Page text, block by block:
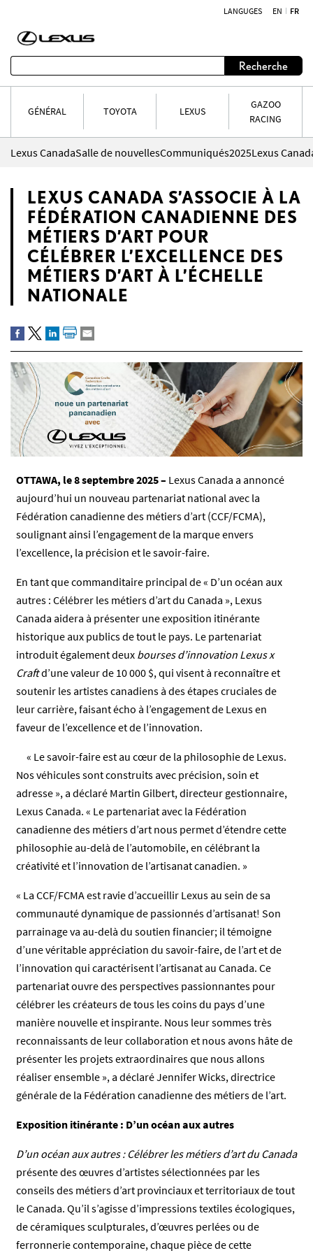
LANGUGES EN FR
Recherche
GÉNÉRAL TOYOTA LEXUS
GAZOO
RACING
Lexus CanadaSalle de nouvellesCommuniqués2025
LEXUS CANADA S’ASSOCIE À LA
FÉDÉRATION CANADIENNE DES
MÉTIERS D’ART POUR
CÉLÉBRER L’EXCELLENCE DES
MÉTIERS D’ART À L’ÉCHELLE
NATIONALE
OTTAWA, le 8 septembre 2025 – Lexus Canada a annoncé
aujourd’hui un nouveau partenariat national avec la
Fédération canadienne des métiers d’art (CCF/FCMA),
soulignant ainsi l’engagement de la marque envers
l’excellence, la précision et le savoir-faire.
En tant que commanditaire principal de « D’un océan aux
autres : Célébrer les métiers d’art du Canada », Lexus
Canada aidera à présenter une exposition itinérante
historique aux publics de tout le pays. Le partenariat
introduit également deux bourses d’innovation Lexus x
Craftd’une valeur de 10 000 $, qui visent à reconnaître et
soutenir les artistes canadiens à des étapes cruciales de
leur carrière, faisant écho à l’engagement de Lexus en
faveur de l’excellence et de l’innovation.
« Le savoir-faire est au cœur de la philosophie de Lexus.
Nos véhicules sont construits avec précision, soin et
adresse », a déclaré Martin Gilbert, directeur gestionnaire,
Lexus Canada. « Le partenariat avec la Fédération
canadienne des métiers d’art nous permet d’étendre cette
philosophie au-delà de l’automobile, en célébrant la
créativité et l’innovation de l’artisanat canadien. »
« La CCF/FCMA est ravie d’accueillir Lexus au sein de sa
communauté dynamique de passionnés d’artisanat! Son
parrainage va au-delà du soutien financier; il témoigne
d’une véritable appréciation du savoir-faire, de l’art et de
l’innovation qui caractérisent l’artisanat au Canada. Ce
partenariat ouvre des perspectives passionnantes pour
célébrer les créateurs de tous les coins du pays d’une
manière nouvelle et inspirante. Nous leur sommes très
reconnaissants de leur collaboration et nous avons hâte de
présenter les projets extraordinaires que nous allons
réaliser ensemble », a déclaré Jennifer Wicks, directrice
générale de la Fédération canadienne des métiers de l’art.
Exposition itinérante : D’un océan aux autres
D’un océan aux autres : Célébrer les métiers d’art du Canada
présente des œuvres d’artistes sélectionnées par les
conseils des métiers d’art provinciaux et territoriaux de tout
le Canada. Qu’il s’agisse d’impressions textiles écologiques,
de céramiques sculpturales, d’œuvres perlées ou de
ferronnerie contemporaine, chaque pièce de cette